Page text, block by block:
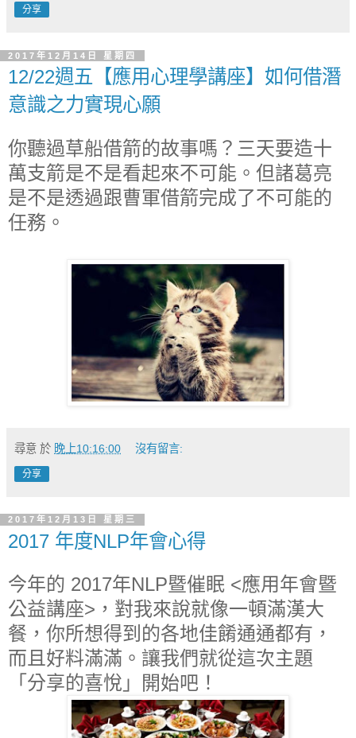
分享
2017年12月14日 星期四
12/22週五【應用心理學講座】如何借潛
意識之力實現心願
你聽過草船借箭的故事嗎？三天要造十
萬支箭是不是看起來不可能。但諸葛亮
是不是透過跟曹軍借箭完成了不可能的
任務。
尋意 於 晚上10:16:00 沒有留言:
分享
2017年12月13日 星期三
2017 年度NLP年會心得
今年的 2017年NLP暨催眠 <應用年會暨
公益講座>，對我來說就像一頓滿漢大
餐，你所想得到的各地佳餚通通都有，
而且好料滿滿。讓我們就從這次主題
「分享的喜悅」開始吧！